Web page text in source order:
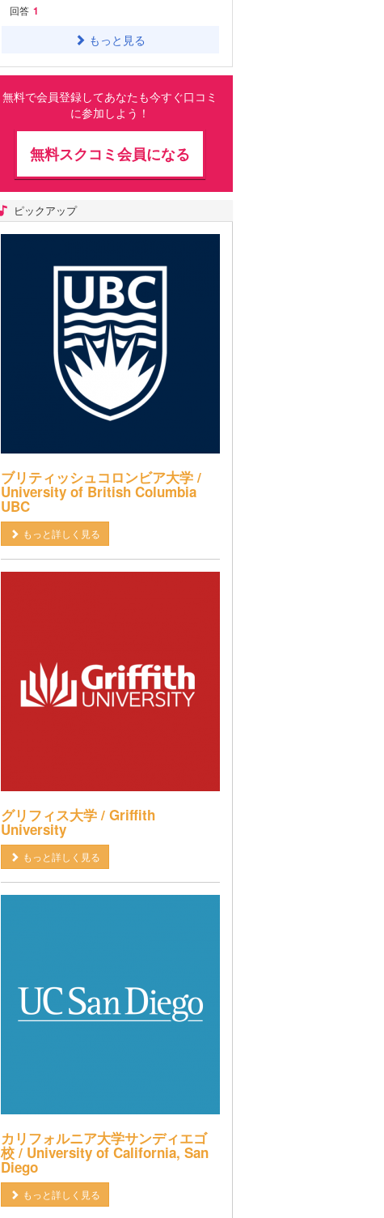
回答 1
もっと見る
無料で会員登録してあなたも今すぐ口コミ
に参加しよう！
無料スクコミ会員になる
ピックアップ
ブリティッシュコロンビア大学 /
University of British Columbia
UBC
もっと詳しく見る
グリフィス大学 / Griffith
University
もっと詳しく見る
カリフォルニア大学サンディエゴ
校 / University of California, San
Diego
もっと詳しく見る